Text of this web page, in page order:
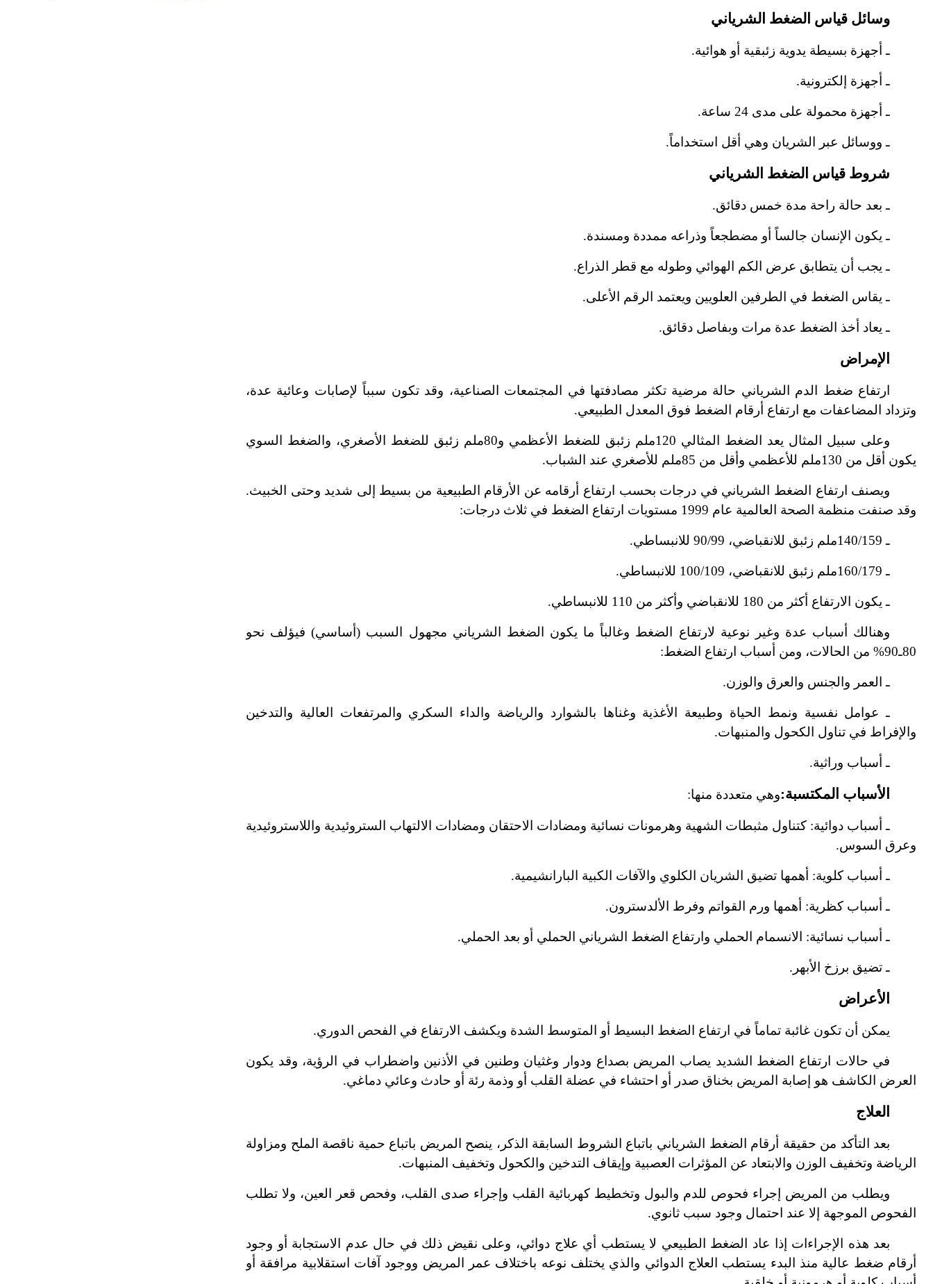
وسائل قياس الضغط الشرياني
ـ أجهزة بسيطة يدوية زئبقية أو هوائية.
ـ أجهزة إلكترونية.
ـ أجهزة محمولة على مدى 24 ساعة.
ـ ووسائل عبر الشريان وهي أقل استخداماً.
شروط قياس الضغط الشرياني
ـ بعد حالة راحة مدة خمس دقائق.
ـ يكون الإنسان جالساً أو مضطجعاً وذراعه ممددة ومسندة.
ـ يجب أن يتطابق عرض الكم الهوائي وطوله مع قطر الذراع.
ـ يقاس الضغط في الطرفين العلويين ويعتمد الرقم الأعلى.
ـ يعاد أخذ الضغط عدة مرات وبفاصل دقائق.
الإمراض
ارتفاع ضغط الدم الشرياني حالة مرضية تكثر مصادفتها في المجتمعات الصناعية، وقد تكون سبباً لإصابات وعائية عدة،
وتزداد المضاعفات مع ارتفاع أرقام الضغط فوق المعدل الطبيعي.
وعلى سبيل المثال يعد الضغط المثالي 120ملم زئبق للضغط الأعظمي و80ملم زئبق للضغط الأصغري، والضغط السوي
يكون أقل من 130ملم للأعظمي وأقل من 85ملم للأصغري عند الشباب.
ويصنف ارتفاع الضغط الشرياني في درجات بحسب ارتفاع أرقامه عن الأرقام الطبيعية من بسيط إلى شديد وحتى الخبيث.
وقد صنفت منظمة الصحة العالمية عام 1999 مستويات ارتفاع الضغط في ثلاث درجات:
ـ 140/159ملم زئبق للانقباضي، 90/99 للانبساطي.
ـ 160/179ملم زئبق للانقباضي، 100/109 للانبساطي.
ـ يكون الارتفاع أكثر من 180 للانقباضي وأكثر من 110 للانبساطي.
وهنالك أسباب عدة وغير نوعية لارتفاع الضغط وغالباً ما يكون الضغط الشرياني مجهول السبب (أساسي) فيؤلف نحو
80ـ90% من الحالات، ومن أسباب ارتفاع الضغط:
ـ العمر والجنس والعرق والوزن.
ـ عوامل نفسية ونمط الحياة وطبيعة الأغذية وغناها بالشوارد والرياضة والداء السكري والمرتفعات العالية والتدخين
والإفراط في تناول الكحول والمنبهات.
ـ أسباب وراثية.
الأسباب المكتسبة:وهي متعددة منها:
ـ أسباب دوائية: كتناول مثبطات الشهية وهرمونات نسائية ومضادات الاحتقان ومضادات الالتهاب الستروئيدية واللاستروئيدية
وعرق السوس.
ـ أسباب كلوية: أهمها تضيق الشريان الكلوي والآفات الكبية البارانشيمية.
ـ أسباب كظرية: أهمها ورم القواتم وفرط الألدسترون.
ـ أسباب نسائية: الانسمام الحملي وارتفاع الضغط الشرياني الحملي أو بعد الحملي.
ـ تضيق برزخ الأبهر.
الأعراض
يمكن أن تكون غائبة تماماً في ارتفاع الضغط البسيط أو المتوسط الشدة ويكشف الارتفاع في الفحص الدوري.
في حالات ارتفاع الضغط الشديد يصاب المريض بصداع ودوار وغثيان وطنين في الأذنين واضطراب في الرؤية، وقد يكون
العرض الكاشف هو إصابة المريض بخناق صدر أو احتشاء في عضلة القلب أو وذمة رئة أو حادث وعائي دماغي.
العلاج
بعد التأكد من حقيقة أرقام الضغط الشرياني باتباع الشروط السابقة الذكر، ينصح المريض باتباع حمية ناقصة الملح ومزاولة
الرياضة وتخفيف الوزن والابتعاد عن المؤثرات العصبية وإيقاف التدخين والكحول وتخفيف المنبهات.
ويطلب من المريض إجراء فحوص للدم والبول وتخطيط كهربائية القلب وإجراء صدى القلب، وفحص قعر العين، ولا تطلب
الفحوص الموجهة إلا عند احتمال وجود سبب ثانوي.
بعد هذه الإجراءات إذا عاد الضغط الطبيعي لا يستطب أي علاج دوائي، وعلى نقيض ذلك في حال عدم الاستجابة أو وجود
أرقام ضغط عالية منذ البدء يستطب العلاج الدوائي والذي يختلف نوعه باختلاف عمر المريض ووجود آفات استقلابية مرافقة أو